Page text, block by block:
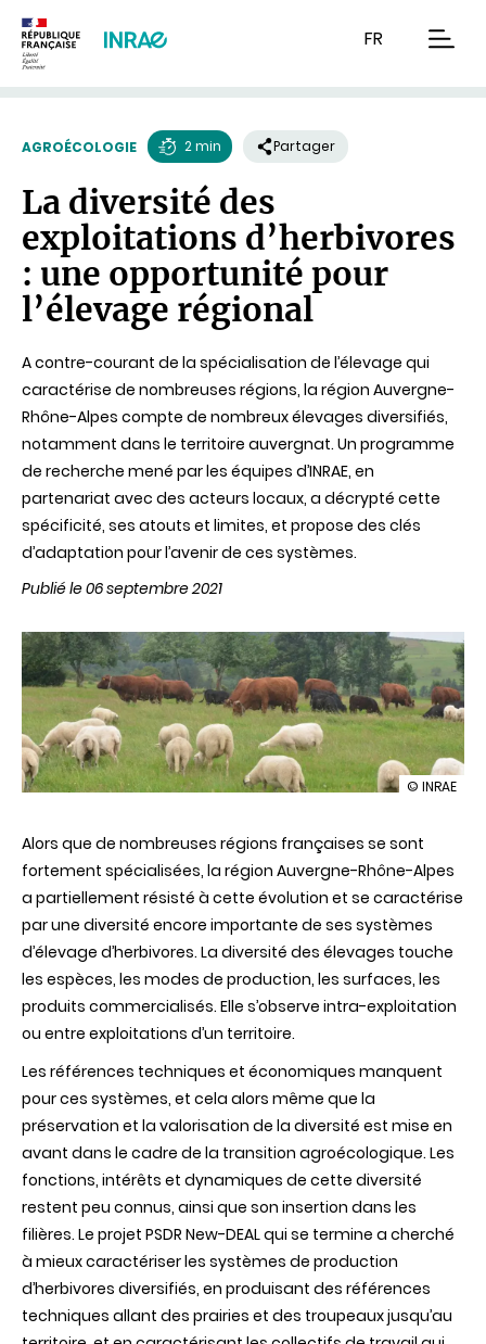
FR
AGROÉCOLOGIE
de
lecture
2 min Partager
La diversité des
exploitations d’herbivores
: une opportunité pour
l’élevage régional
A contre-courant de la spécialisation de l’élevage qui
caractérise de nombreuses régions, la région Auvergne-
Rhône-Alpes compte de nombreux élevages diversifiés,
notamment dans le territoire auvergnat. Un programme
de recherche mené par les équipes d’INRAE, en
partenariat avec des acteurs locaux, a décrypté cette
spécificité, ses atouts et limites, et propose des clés
d’adaptation pour l’avenir de ces systèmes.
Publié le 06 septembre 2021
illustration
des
:
pour
l’élevage
régional
© INRAE
Alors que de nombreuses régions françaises se sont
fortement spécialisées, la région Auvergne-Rhône-Alpes
a partiellement résisté à cette évolution et se caractérise
par une diversité encore importante de ses systèmes
d’élevage d’herbivores. La diversité des élevages touche
les espèces, les modes de production, les surfaces, les
produits commercialisés. Elle s’observe intra-exploitation
ou entre exploitations d’un territoire.
Les références techniques et économiques manquent
pour ces systèmes, et cela alors même que la
préservation et la valorisation de la diversité est mise en
avant dans le cadre de la transition agroécologique. Les
fonctions, intérêts et dynamiques de cette diversité
restent peu connus, ainsi que son insertion dans les
filières. Le projet PSDR New-DEAL qui se termine a cherché
à mieux caractériser les systèmes de production
d’herbivores diversifiés, en produisant des références
techniques allant des prairies et des troupeaux jusqu’au